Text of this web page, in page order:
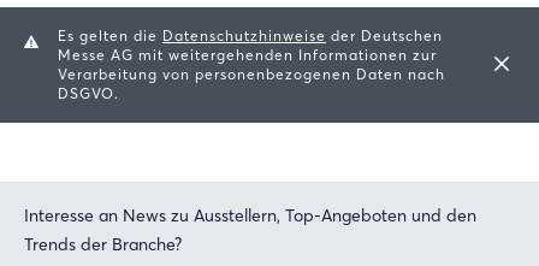
Es gelten die Datenschutzhinweise der Deutschen
Messe AG mit weitergehenden Informationen zur
Verarbeitung von personenbezogenen Daten nach
DSGVO.
Interesse an News zu Ausstellern, Top-Angeboten und den
Trends der Branche?
Noch nicht angemeldet?
Jetzt registrieren